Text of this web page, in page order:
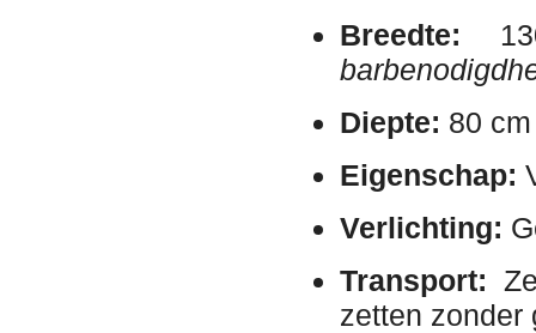
Breedte:
Diepte: 80 cm
Eigenschap:
Verlichting:
Transport:
zetten zonder